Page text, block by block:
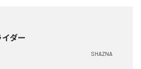
ダー
SHAZNA